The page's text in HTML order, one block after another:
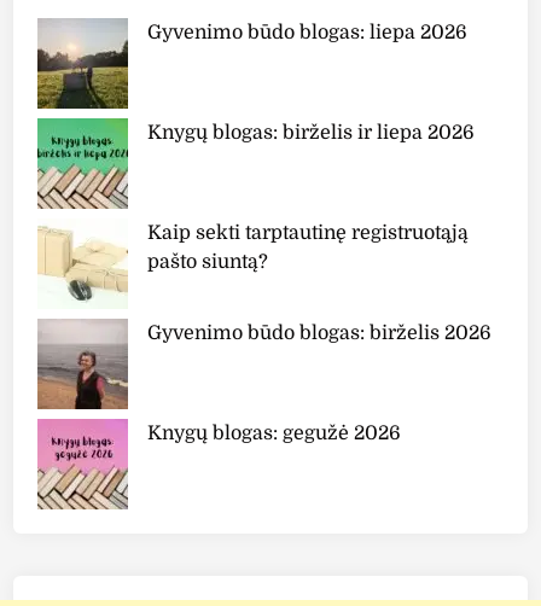
Gyvenimo būdo blogas: liepa 2026
Knygų blogas: birželis ir liepa 2026
Kaip sekti tarptautinę registruotąją
pašto siuntą?
Gyvenimo būdo blogas: birželis 2026
Knygų blogas: gegužė 2026